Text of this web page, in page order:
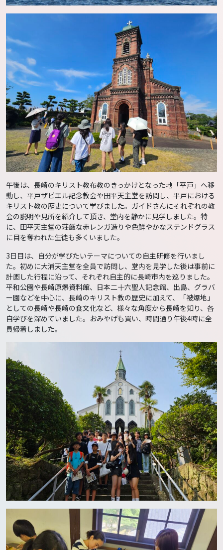
午後は、長崎のキリスト教布教のきっかけとなった地「平戸」へ移
動し、平戸ザビエル記念教会や田平天主堂を訪問し、平戸における
キリスト教の歴史について学びました。ガイドさんにそれぞれの教
会の説明や見所を紹介して頂き、堂内を静かに見学しました。特
に、田平天主堂の荘厳な赤レンガ造りや色鮮やかなステンドグラス
に目を奪われた生徒も多くいました。
3日目は、自分が学びたいテーマについての自主研修を行いまし
た。初めに大浦天主堂を全員で訪問し、堂内を見学した後は事前に
計画した行程に沿って、それぞれ自主的に長崎市内を巡りました。
平和公園や長崎原爆資料館、日本二十六聖人記念館、出島、グラバ
ー園などを中心に、長崎のキリスト教の歴史に加えて、「被爆地」
としての長崎や長崎の食文化など、様々な角度から長崎を知り、各
自学びを深めていました。おみやげも買い、時間通り午後4時に全
員帰着しました。